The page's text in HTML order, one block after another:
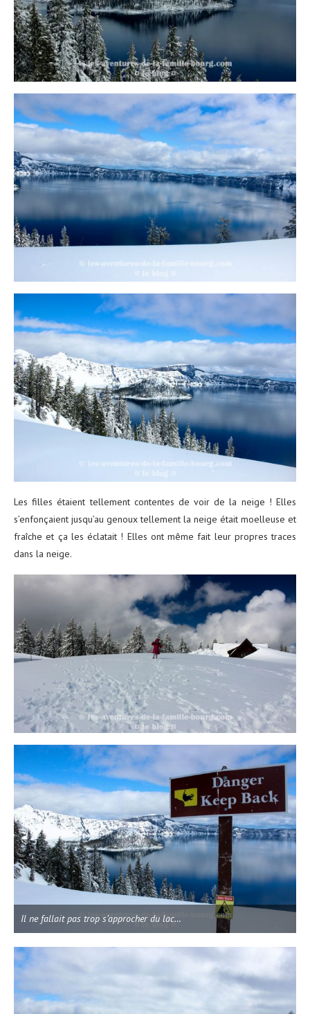
Les filles étaient tellement contentes de voir de la neige ! Elles
s’enfonçaient jusqu’au genoux tellement la neige était moelleuse et
fraîche et ça les éclatait ! Elles ont même fait leur propres traces
dans la neige.
Il ne fallait pas trop s’approcher du lac…